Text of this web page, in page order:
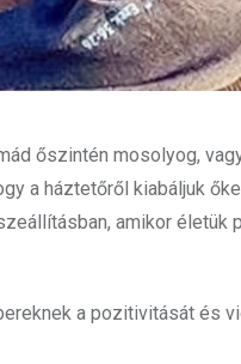
őszintén mosolyog,
a háztetőről kiabáljuk
amikor
a pozitivitását és